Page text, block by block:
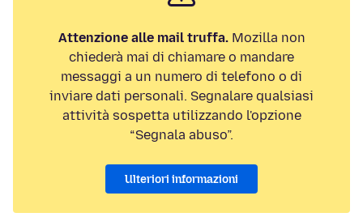
Attenzione alle mail truffa.Mozilla non
chiederà mai di chiamare o mandare
messaggi a un numero di telefono o di
inviare dati personali. Segnalare qualsiasi
attività sospetta utilizzando l'opzione
“Segnala abuso”.
Ulteriori informazioni